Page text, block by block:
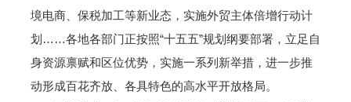
境电商、保税加工等新业态，实施外贸主体倍增行动计
划……各地各部门正按照“十五五”规划纲要部署，立足自
身资源禀赋和区位优势，实施一系列新举措，进一步推
动形成百花齐放、各具特色的高水平开放格局。